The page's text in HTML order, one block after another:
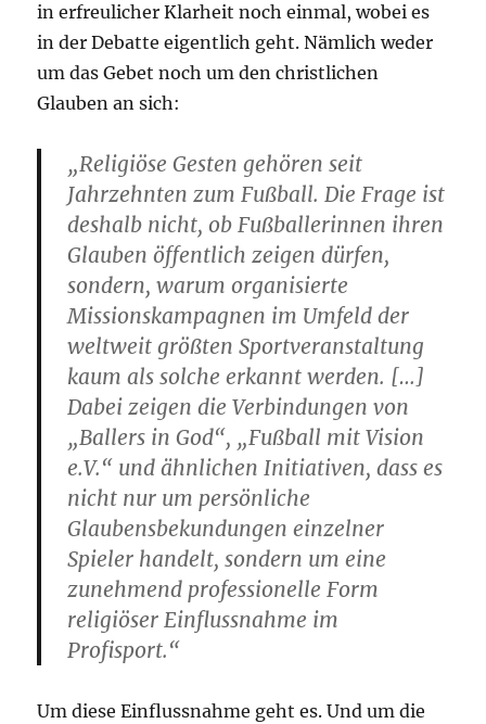
in erfreulicher Klarheit noch einmal, wobei es
in der Debatte eigentlich geht. Nämlich weder
um das Gebet noch um den christlichen
Glauben an sich:
„Religiöse Gesten gehören seit
Jahrzehnten zum Fußball. Die Frage ist
deshalb nicht, ob Fußballerinnen ihren
Glauben öffentlich zeigen dürfen,
sondern, warum organisierte
Missionskampagnen im Umfeld der
weltweit größten Sportveranstaltung
kaum als solche erkannt werden. […]
Dabei zeigen die Verbindungen von
„Ballers in God“, „Fußball mit Vision
e.V.“ und ähnlichen Initiativen, dass es
nicht nur um persönliche
Glaubensbekundungen einzelner
Spieler handelt, sondern um eine
zunehmend professionelle Form
religiöser Einflussnahme im
Profisport.“
Um diese Einflussnahme geht es. Und um die